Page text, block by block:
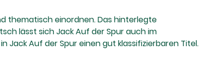
thematisch einordnen. Das hinterlegte
lässt sich Jack Auf der Spur auch im
Auf der Spur einen gut klassifizierbaren Titel.